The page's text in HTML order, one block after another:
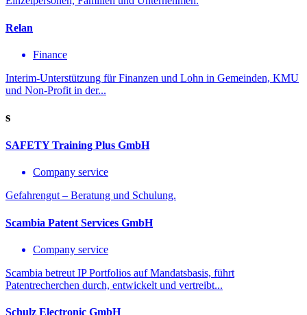
Relan
Finance
Interim-Unterstützung für Finanzen und Lohn in Gemeinden, KMU
und Non-Profit in der...
s
SAFETY Training Plus GmbH
Company service
Gefahrengut – Beratung und Schulung.
Scambia Patent Services GmbH
Company service
Scambia betreut IP Portfolios auf Mandatsbasis, führt
Patentrecherchen durch, entwickelt und vertreibt...
Schulz Electronic GmbH